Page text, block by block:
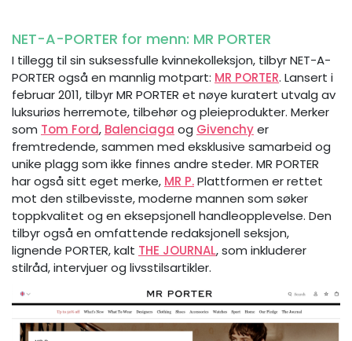
NET-A-PORTER for menn: MR PORTER
I tillegg til sin suksessfulle kvinnekolleksjon, tilbyr NET-A-
PORTER også en mannlig motpart: MR PORTER. Lansert i
februar 2011, tilbyr MR PORTER et nøye kuratert utvalg av
luksuriøs herremote, tilbehør og pleieprodukter. Merker
som Tom Ford, Balenciaga og Givenchyer
fremtredende, sammen med eksklusive samarbeid og
unike plagg som ikke finnes andre steder. MR PORTER
har også sitt eget merke, MR P.Plattformen er rettet
mot den stilbevisste, moderne mannen som søker
toppkvalitet og en eksepsjonell handleopplevelse. Den
tilbyr også en omfattende redaksjonell seksjon,
lignende PORTER, kalt THE JOURNAL, som inkluderer
stilråd, intervjuer og livsstilsartikler.